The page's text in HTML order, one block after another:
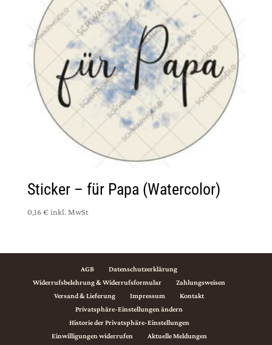
Sticker – für Papa (Watercolor)
0,16 € inkl. MwSt
AGB
Datenschutzerklärung
Widerrufsbelehrung & Widerrufsformular
Zahlungsweisen
Versand & Lieferung
Impressum
Kontakt
Privatsphäre-Einstellungen ändern
Historie der Privatsphäre-Einstellungen
Einwilligungen widerrufen
Aktuelle Meldungen